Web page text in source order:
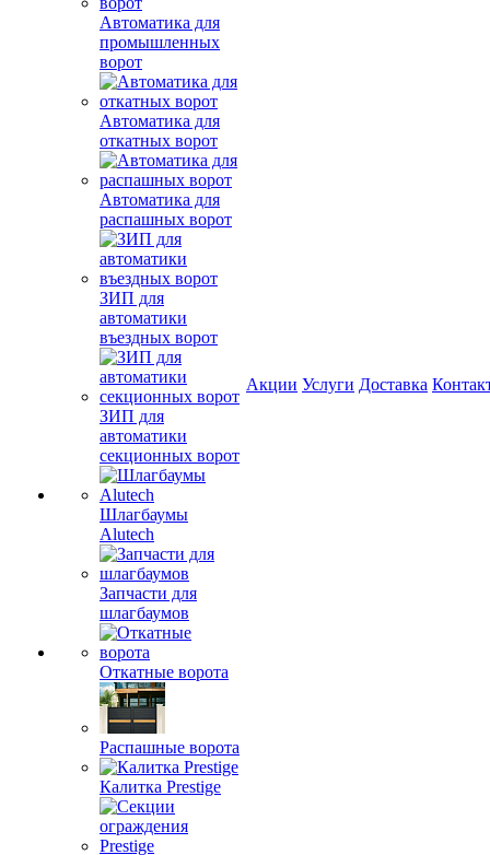
Автоматика для
промышленных
ворот
Автоматика для
откатных ворот
Автоматика для
распашных ворот
ЗИП для
автоматики
въездных ворот
ЗИП для
автоматики
секционных ворот
Шлагбаумы
Alutech
Запчасти для
шлагбаумов
Откатные ворота
Распашные ворота
Калитка Prestige
Акции Услуги Доставка